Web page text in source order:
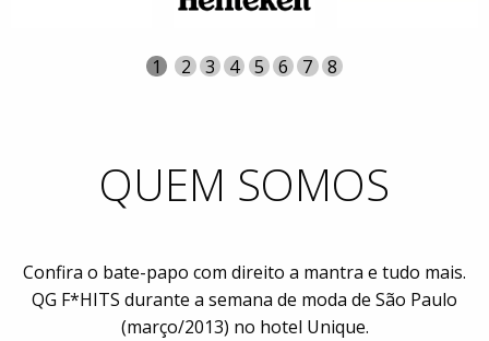
Página
Atual
1 Página
2 Página
3 Página
4 Página
5 Página
6 Página
7 Página
8
QUEM SOMOS
Confira o bate-papo com direito a mantra e tudo mais.
QG F*HITS durante a semana de moda de São Paulo
(março/2013) no hotel Unique.